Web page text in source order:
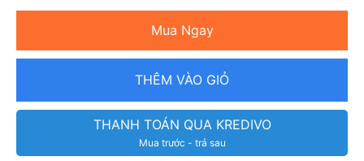
Mua Ngay
THÊM VÀO GIỎ
THANH TOÁN QUA KREDIVO
Mua trước - trả sau